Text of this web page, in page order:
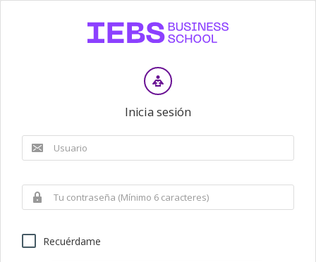
Inicia sesión
Recuérdame